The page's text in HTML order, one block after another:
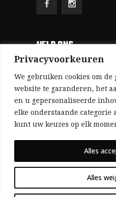
Privacyvoorkeuren
We gebruiken cookies om
website te garanderen, het
en u gepersonaliseerde
elke onderstaande categorie
kunt uw keuzes op elk
Alles
Alles
HELP ONS
Aangezien we volledig
(zonder subsidies,
advertenties en zonder
voor de publicatie van
afhankelijk van de
Bij voorbaat dank voor